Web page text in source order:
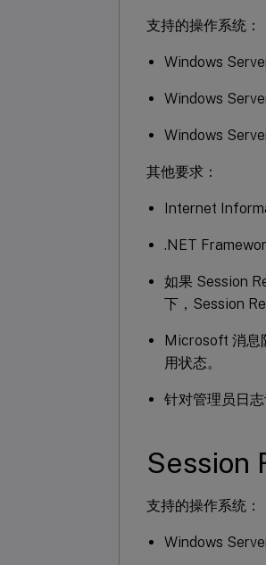
支持的操作系统：
Windows
Windows
Windows
其他要求：
Internet
.NET
如果 Session
下，Session
Microsoft 消息
用状态。
针对管理员日
Session
支持的操作系统：
Windows